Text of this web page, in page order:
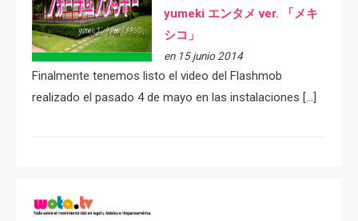
yumeki エンタメ ver. 「メキ
シコ」
en 15 junio 2014
Finalmente tenemos listo el video del Flashmob
realizado el pasado 4 de mayo en las instalaciones […]